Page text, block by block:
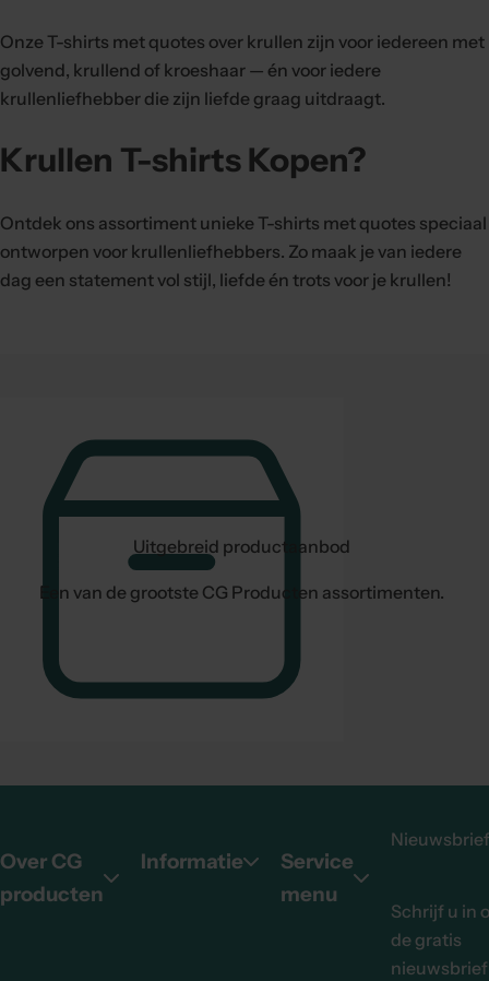
Onze T-shirts met quotes over krullen zijn voor iedereen met
golvend, krullend of kroeshaar — én voor iedere
krullenliefhebber die zijn liefde graag uitdraagt.
Krullen T-shirts Kopen?
Ontdek ons assortiment unieke T-shirts met quotes speciaal
ontworpen voor krullenliefhebbers. Zo maak je van iedere
dag een statement vol stijl, liefde én trots voor je krullen!
Uitgebreid productaanbod
Een van de grootste CG Producten assortimenten.
Over CG
producten
Informatie
Service
menu
Nieuwsbrief
Schrijf u in
de gratis
nieuwsbrief